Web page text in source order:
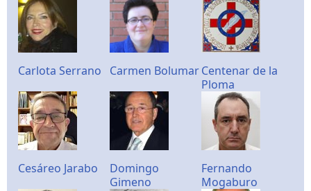
Carlota Serrano Carmen BolumarCentenar de la
Ploma
Cesáreo Jarabo
Domingo
Gimeno
Fernando
Mogaburo